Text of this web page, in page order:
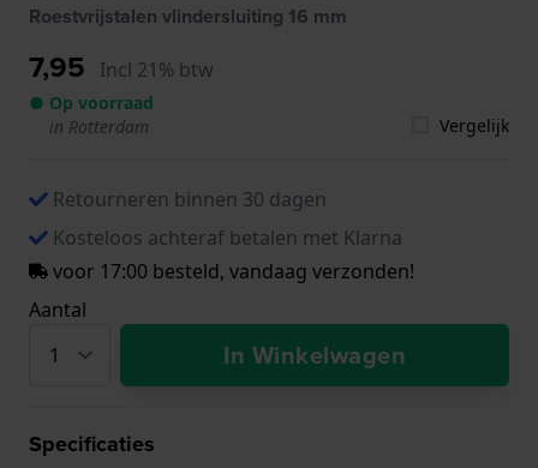
Roestvrijstalen vlindersluiting 16 mm
7,95 Incl 21% btw
● Op voorraad
in Rotterdam
Vergelijk
Retourneren binnen 30 dagen
Kosteloos achteraf betalen met Klarna
voor 17:00 besteld, vandaag verzonden!
Aantal
In Winkelwagen
Specificaties